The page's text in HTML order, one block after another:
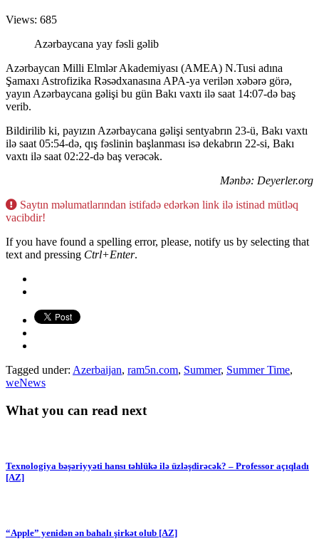
Views: 685
Azərbaycana yay fəsli gəlib
Azərbaycan Milli Elmlər Akademiyası (AMEA) N.Tusi adına
Şamaxı Astrofizika Rəsədxanasına APA-ya verilən xəbərə görə,
yayın Azərbaycana gəlişi bu gün Bakı vaxtı ilə saat 14:07-də baş
verib.
Bildirilib ki, payızın Azərbaycana gəlişi sentyabrın 23-ü, Bakı vaxtı
ilə saat 05:54-də, qış fəslinin başlanması isə dekabrın 22-si, Bakı
vaxtı ilə saat 02:22-də baş verəcək.
Mənbə: Deyerler.org
Saytın məlumatlarından istifadə edərkən link ilə istinad mütləq
vacibdir!
If you have found a spelling error, please, notify us by selecting that
text and pressing Ctrl+Enter.
Tagged under: Azerbaijan, ram5n.com, Summer, Summer Time,
weNews
What you can read next
Texnologiya bəşəriyyəti hansı təhlükə ilə üzləşdirəcək? – Professor açıqladı
[AZ]
“Apple” yenidən ən bahalı şirkət olub [AZ]